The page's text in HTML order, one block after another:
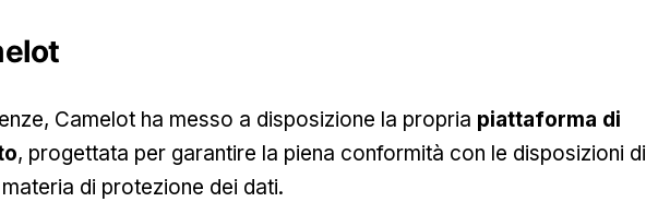
Camelot ha messo a disposizione la propria piattaforma di
, progettata per garantire la piena conformità con le disposizioni di
di protezione dei dati.